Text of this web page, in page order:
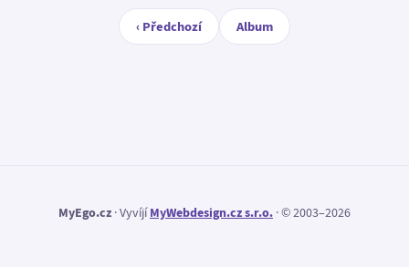
‹ Předchozí Album
MyEgo.cz · VyvíjíMyWebdesign.cz s.r.o. · © 2003–2026